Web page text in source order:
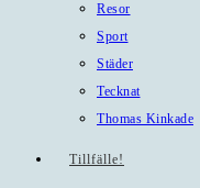
Resor
Sport
Städer
Tecknat
Thomas Kinkade
Tillfälle!